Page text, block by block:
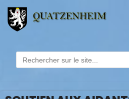
Aller
au